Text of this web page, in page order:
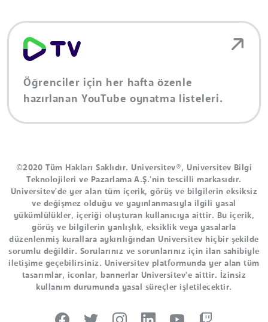
Öğrenciler için her hafta özenle
hazırlanan YouTube oynatma listeleri.
©2020 Tüm Hakları Saklıdır. Universitev®, Universitev Bilgi
Teknolojileri ve Pazarlama A.Ş.'nin tescilli markasıdır.
Universitev'de yer alan tüm içerik, görüş ve bilgilerin eksiksiz
ve değişmez olduğu ve yayınlanmasıyla ilgili yasal
yükümlülükler, içeriği oluşturan kullanıcıya aittir. Bu içerik,
görüş ve bilgilerin yanlışlık, eksiklik veya yasalarla
düzenlenmiş kurallara aykırılığından Universitev hiçbir şekilde
sorumlu değildir. Sorularınız ve sorunlarınız için ilan sahibiyle
iletişime geçebilirsiniz. Universitev platformunda yer alan tüm
tasarımlar, iconlar, bannerlar Universitev'e aittir. İzinsiz
kullanım durumunda yasal süreçler işletilecektir.